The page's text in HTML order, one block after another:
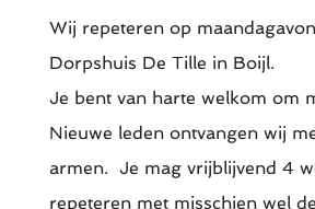
Wij repeteren op
Dorpshuis De Tille in Boijl.
Je bent van harte welkom om
Nieuwe leden ontvangen wij
armen. Je mag vrijblijvend 4
repeteren met misschien wel